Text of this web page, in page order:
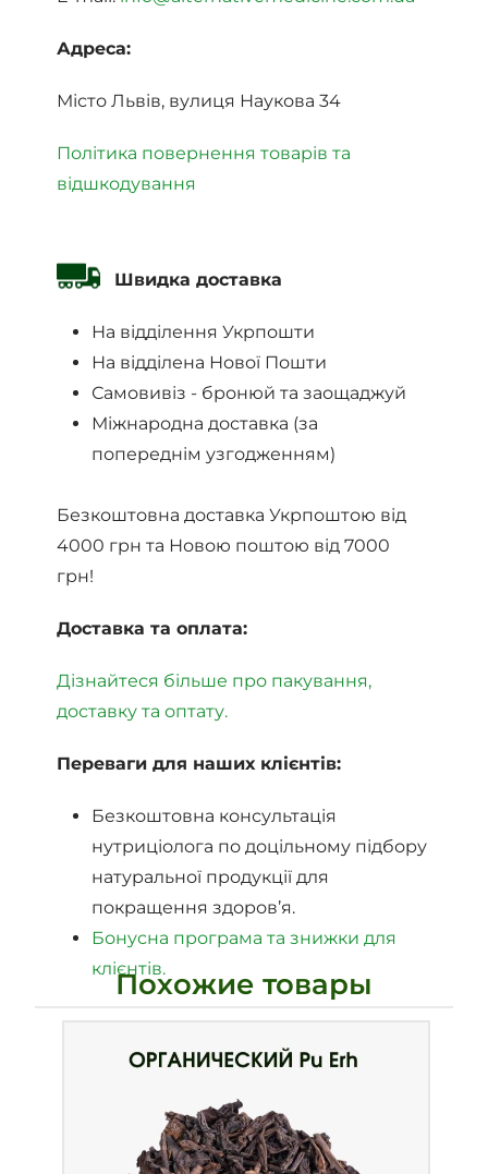
Адреса:
Місто Львів, вулиця Наукова 34
Політика повернення товарів та
відшкодування
Швидка доставка
На відділення Укрпошти
На відділена Нової Пошти
Самовивіз - бронюй та заощаджуй
Міжнародна доставка (за
попереднім узгодженням)
Безкоштовна доставка Укрпоштою від
4000 грн та Новою поштою від 7000
грн!
Доставка та оплата:
Дізнайтеся більше про пакування,
доставку та оптату.
Переваги для наших клієнтів:
Безкоштовна консультація
нутриціолога по доцільному підбору
натуральної продукції для
покращення здоров’я.
Бонусна програма та знижки для
клієнтів.
Похожие товары